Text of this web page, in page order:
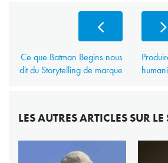
Ce que Batman Begins nous
dit du Storytelling de marque
LES AUTRES ARTICLES SUR LE